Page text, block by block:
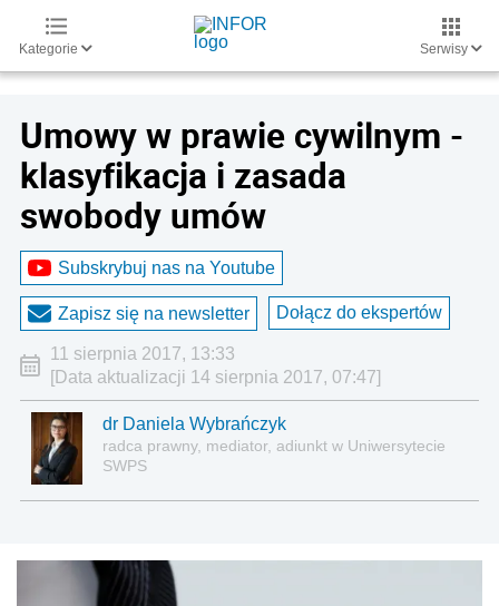
Kategorie Serwisy
Umowy w prawie cywilnym -
klasyfikacja i zasada
swobody umów
Subskrybuj nas na Youtube
Zapisz się na newsletter Dołącz do ekspertów
11 sierpnia 2017, 13:33
[Data aktualizacji 14 sierpnia 2017, 07:47]
dr Daniela Wybrańczyk
radca prawny, mediator, adiunkt w Uniwersytecie
SWPS